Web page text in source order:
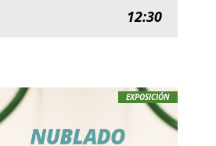
12:30
EXPOSICIÓN